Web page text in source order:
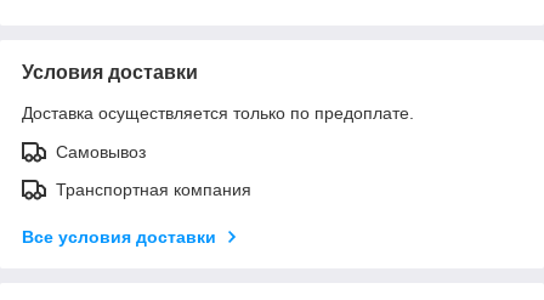
Условия доставки
Доставка осуществляется только по предоплате.
Самовывоз
Транспортная компания
Все условия доставки